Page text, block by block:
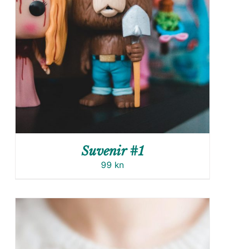
Suvenir #1
99 kn